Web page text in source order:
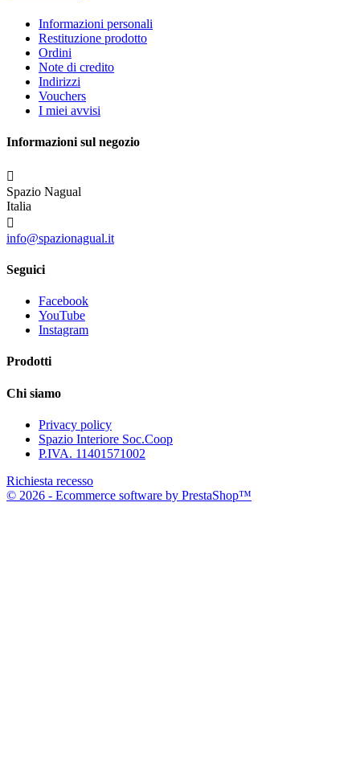
Informazioni personali
Restituzione prodotto
Ordini
Note di credito
Indirizzi
Vouchers
I miei avvisi
Informazioni sul negozio

Spazio Nagual
Italia

info@spazionagual.it
Seguici
Facebook
YouTube
Instagram
Prodotti
Chi siamo
Privacy policy
Spazio Interiore Soc.Coop
P.IVA. 11401571002
Richiesta recesso
© 2026 - Ecommerce software by PrestaShop™